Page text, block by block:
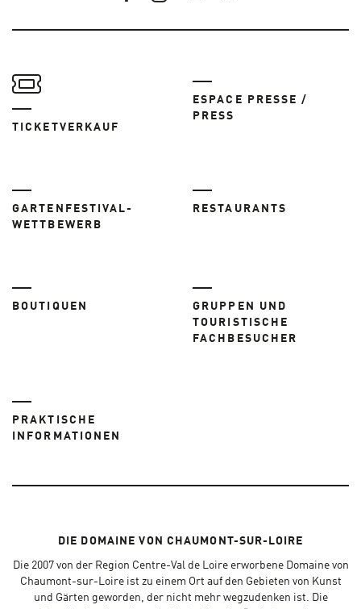
TICKETVERKAUF
ESPACE PRESSE /
PRESS
GARTENFESTIVAL-
WETTBEWERB
RESTAURANTS
BOUTIQUEN
GRUPPEN UND
TOURISTISCHE
FACHBESUCHER
PRAKTISCHE
INFORMATIONEN
DIE DOMAINE VON CHAUMONT-SUR-LOIRE
Die 2007 von der Region Centre-Val de Loire erworbene Domaine von
Chaumont-sur-Loire ist zu einem Ort auf den Gebieten von Kunst
und Gärten geworden, der nicht mehr wegzudenken ist. Die